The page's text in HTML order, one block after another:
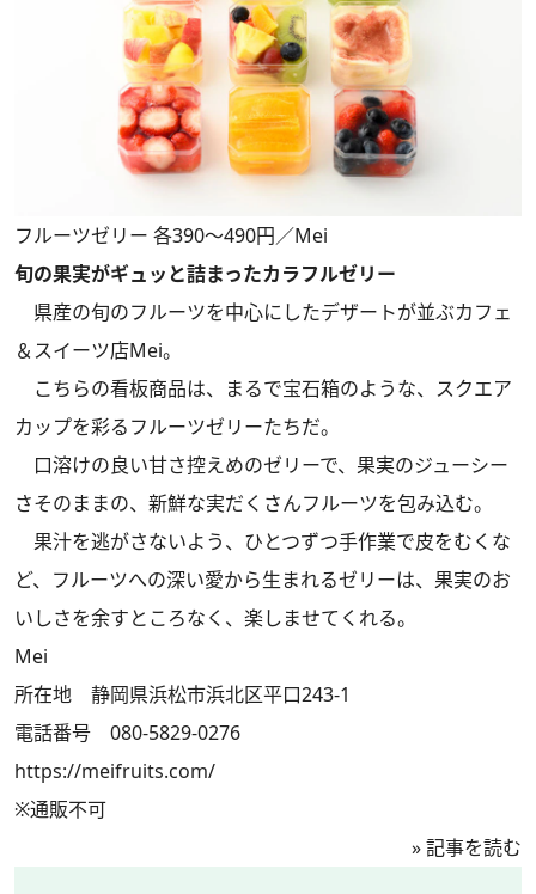
フルーツゼリー 各390～490円／Mei
旬の果実がギュッと詰まったカラフルゼリー
県産の旬のフルーツを中心にしたデザートが並ぶカフェ
＆スイーツ店Mei。
こちらの看板商品は、まるで宝石箱のような、スクエア
カップを彩るフルーツゼリーたちだ。
口溶けの良い甘さ控えめのゼリーで、果実のジューシー
さそのままの、新鮮な実だくさんフルーツを包み込む。
果汁を逃がさないよう、ひとつずつ手作業で皮をむくな
ど、フルーツへの深い愛から生まれるゼリーは、果実のお
いしさを余すところなく、楽しませてくれる。
Mei
所在地 静岡県浜松市浜北区平口243-1
電話番号 080-5829-0276
https://meifruits.com/
※通販不可
»記事を読む